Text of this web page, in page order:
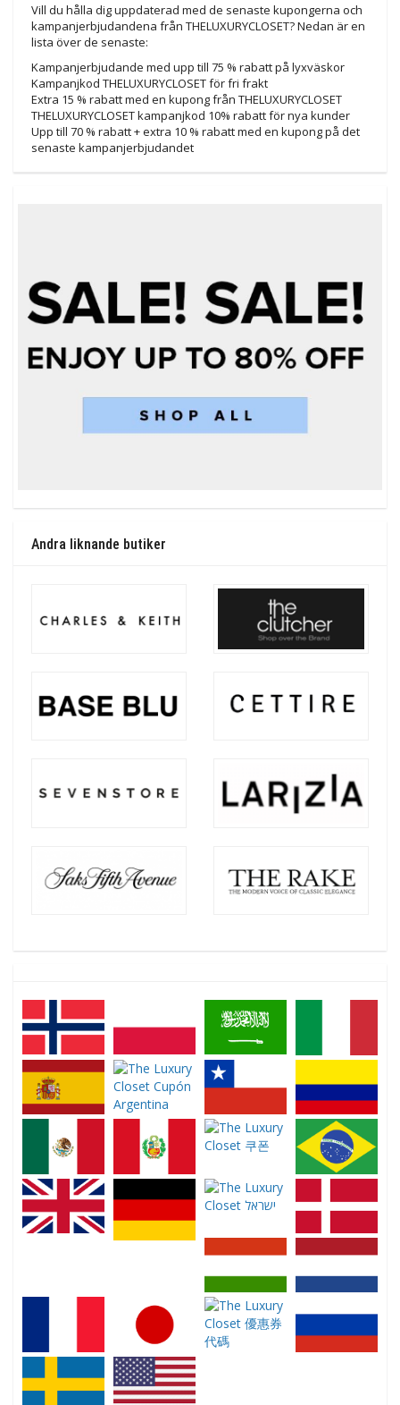
Vill du hålla dig uppdaterad med de senaste kupongerna och
kampanjerbjudandena från THELUXURYCLOSET? Nedan är en
lista över de senaste:
Kampanjerbjudande med upp till 75 % rabatt på lyxväskor
Kampanjkod THELUXURYCLOSET för fri frakt
Extra 15 % rabatt med en kupong från THELUXURYCLOSET
THELUXURYCLOSET kampanjkod 10% rabatt för nya kunder
Upp till 70 % rabatt + extra 10 % rabatt med en kupong på det
senaste kampanjerbjudandet
Andra liknande butiker